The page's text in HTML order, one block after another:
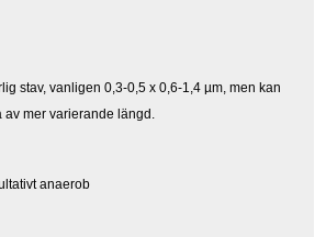
stav, vanligen 0,3-0,5 x 0,6-1,4 µm, men kan
av mer varierande längd.
anaerob